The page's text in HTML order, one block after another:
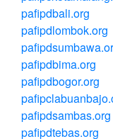
pafipdbali.org
pafipdlombok.org
pafipdbima.org
pafipdbogor.org
pafipdsambas.org
pafipdtebas.org